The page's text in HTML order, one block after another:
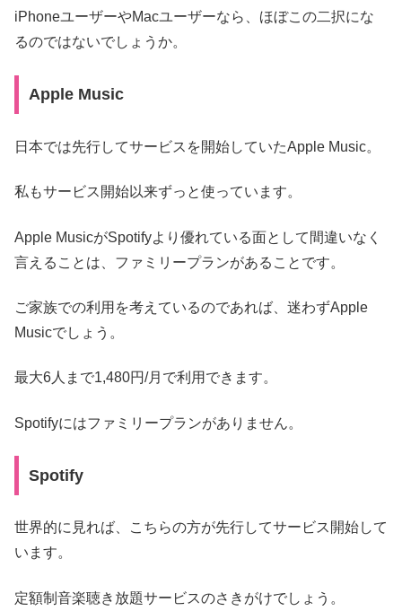
iPhoneユーザーやMacユーザーなら、ほぼこの二択にな
るのではないでしょうか。
Apple Music
日本では先行してサービスを開始していたApple Music。
私もサービス開始以来ずっと使っています。
Apple MusicがSpotifyより優れている面として間違いなく
言えることは、ファミリープランがあることです。
ご家族での利用を考えているのであれば、迷わずApple
Musicでしょう。
最大6人まで1,480円/月で利用できます。
Spotifyにはファミリープランがありません。
Spotify
世界的に見れば、こちらの方が先行してサービス開始して
います。
定額制音楽聴き放題サービスのさきがけでしょう。